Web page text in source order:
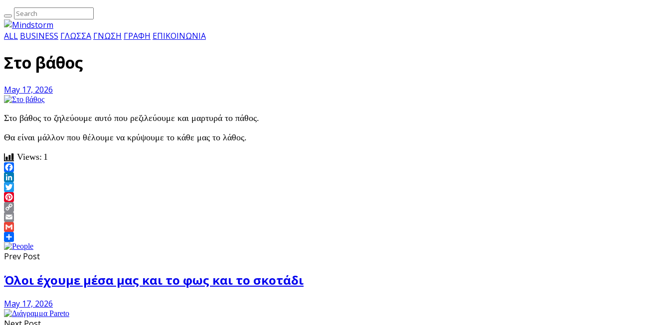
ALL BUSINESS ΓΛΩΣΣΑ ΓΝΩΣΗ ΓΡΑΦΗ ΕΠΙΚΟΙΝΩΝΙΑ
Στο βάθος
May 17, 2026
Στο βάθος το ζηλεύουμε αυτό που ρεζιλεύουμε και μαρτυρά το πάθος.
Θα είναι μάλλον που θέλουμε να κρύψουμε το κάθε μας το λάθος.
Views: 1
Facebook
LinkedIn
Twitter
Pinterest
Copy
Link
Email
Gmail
Share
Prev Post
Όλοι έχουμε μέσα μας και το φως και το σκοτάδι
May 17, 2026